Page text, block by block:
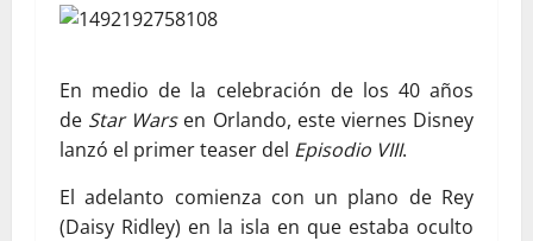
En medio de la celebración de los 40 años
de Star Warsen Orlando, este viernes Disney
lanzó el primer teaser del Episodio VIII.
El adelanto comienza con un plano de Rey
(Daisy Ridley) en la isla en que estaba oculto